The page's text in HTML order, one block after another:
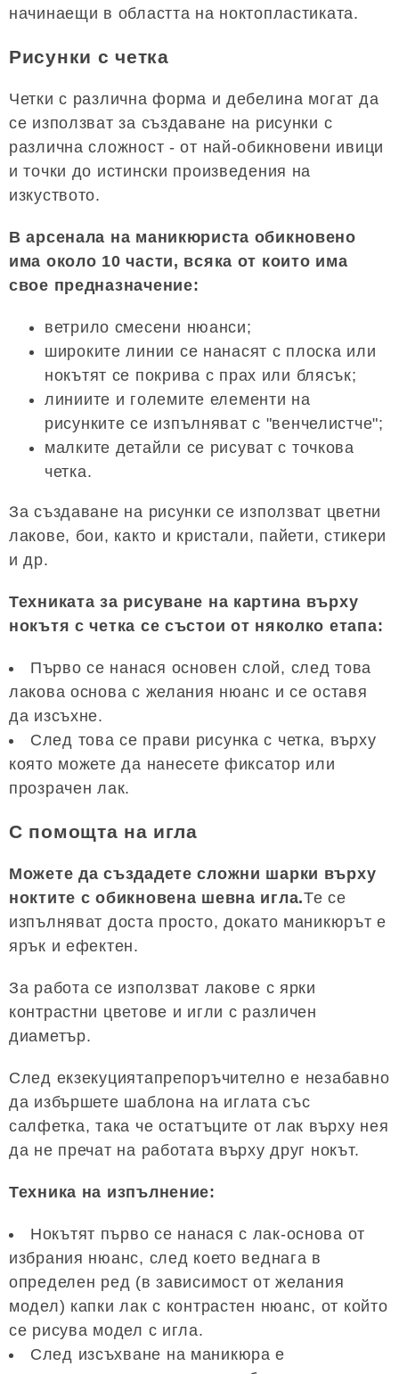
начинаещи в областта на ноктопластиката.
Рисунки с четка
Четки с различна форма и дебелина могат да
се използват за създаване на рисунки с
различна сложност - от най-обикновени ивици
и точки до истински произведения на
изкуството.
В арсенала на маникюриста обикновено
има около 10 части, всяка от които има
свое предназначение:
ветрило смесени нюанси;
широките линии се нанасят с плоска или
нокътят се покрива с прах или блясък;
линиите и големите елементи на
рисунките се изпълняват с "венчелистче";
малките детайли се рисуват с точкова
четка.
За създаване на рисунки се използват цветни
лакове, бои, както и кристали, пайети, стикери
и др.
Техниката за рисуване на картина върху
нокътя с четка се състои от няколко етапа:
Първо се нанася основен слой, след това
лакова основа с желания нюанс и се оставя
да изсъхне.
След това се прави рисунка с четка, върху
която можете да нанесете фиксатор или
прозрачен лак.
С помощта на игла
Можете да създадете сложни шарки върху
ноктите с обикновена шевна игла.Те се
изпълняват доста просто, докато маникюрът е
ярък и ефектен.
За работа се използват лакове с ярки
контрастни цветове и игли с различен
диаметър.
След екзекуциятапрепоръчително е незабавно
да избършете шаблона на иглата със
салфетка, така че остатъците от лак върху нея
да не пречат на работата върху друг нокът.
Техника на изпълнение:
Нокътят първо се нанася с лак-основа от
избрания нюанс, след което веднага в
определен ред (в зависимост от желания
модел) капки лак с контрастен нюанс, от който
се рисува модел с игла.
След изсъхване на маникюра е